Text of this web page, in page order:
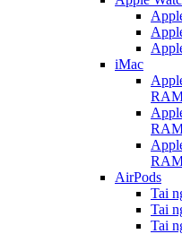
iMac
AirPods
Tai
Tai
Tai